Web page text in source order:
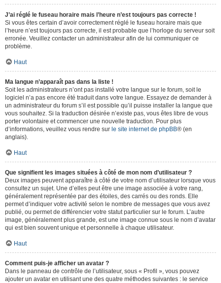
J’ai réglé le fuseau horaire mais l’heure n’est toujours pas correcte !
Si vous êtes certain d’avoir correctement réglé le fuseau horaire mais que
l’heure n’est toujours pas correcte, il est probable que l’horloge du serveur soit
erronée. Veuillez contacter un administrateur afin de lui communiquer ce
problème.
Haut
Ma langue n’apparaît pas dans la liste !
Soit les administrateurs n’ont pas installé votre langue sur le forum, soit le
logiciel n’a pas encore été traduit dans votre langue. Essayez de demander à
un administrateur du forum s’il est possible qu’il puisse installer la langue que
vous souhaitez. Si la traduction désirée n’existe pas, vous êtes libre de vous
porter volontaire et commencer une nouvelle traduction. Pour plus
d’informations, veuillez vous rendre sur le site internet de phpBB® (en
anglais).
Haut
Que signifient les images situées à côté de mon nom d’utilisateur ?
Deux images peuvent apparaître à côté de votre nom d’utilisateur lorsque vous
consultez un sujet. Une d’elles peut être une image associée à votre rang,
généralement représentée par des étoiles, des carrés ou des ronds. Elle
permet d’indiquer votre activité selon le nombre de messages que vous avez
publié, ou permet de différencier votre statut particulier sur le forum. L’autre
image, généralement plus grande, est une image connue sous le nom d’avatar
qui est bien souvent unique et personnelle à chaque utilisateur.
Haut
Comment puis-je afficher un avatar ?
Dans le panneau de contrôle de l’utilisateur, sous « Profil », vous pouvez
ajouter un avatar en utilisant une des quatre méthodes suivantes : le service